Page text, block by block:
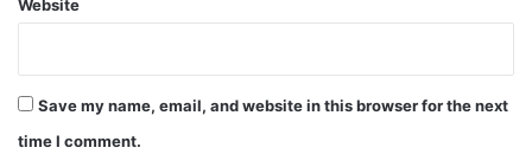
Website
Save my name, email, and website in this browser for the next
time I comment.